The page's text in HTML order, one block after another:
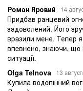
Роман Яровий
14
Придбав ранцевий
задоволений. Його
вразили мене. Тепер я
впевнено, знаючи, що
ситуації.
Olga Telnova
13
Купила водопінний